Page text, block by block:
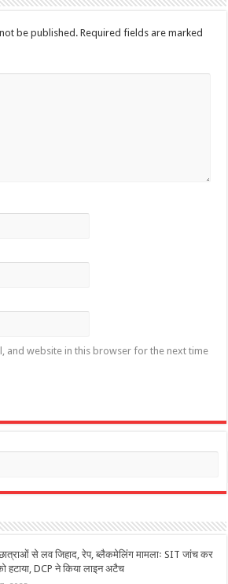
be published. Required fields are marked
and website in this browser for the next time
से लव जिहाद, रेप, ब्लैकमेलिंग मामलाः SIT जांच कर
हटाया, DCP ने किया लाइन अटैच